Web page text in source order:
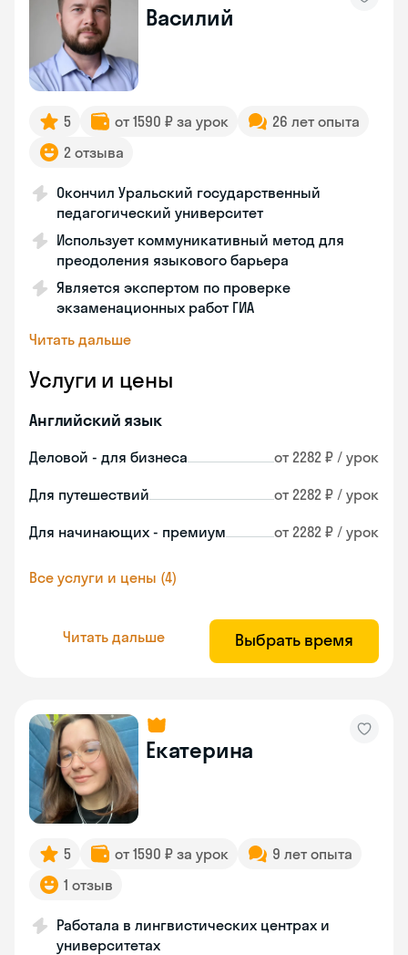
Василий
5 от 1590 ₽ за урок
26 лет опыта
2 отзыва
Окончил Уральский государственный
педагогический университет
Использует коммуникативный метод для
преодоления языкового барьера
Является экспертом по проверке
экзаменационных работ ГИА
Читать дальше
Услуги и цены
Английский язык
Деловой - для бизнеса от 2282 ₽ / урок
Для путешествий от 2282 ₽ / урок
Для начинающих - премиум от 2282 ₽ / урок
Все услуги и цены (4)
Читать дальше Выбрать время
Екатерина
5 от 1590 ₽ за урок
9 лет опыта
1 отзыв
Работала в лингвистических центрах и
университетах